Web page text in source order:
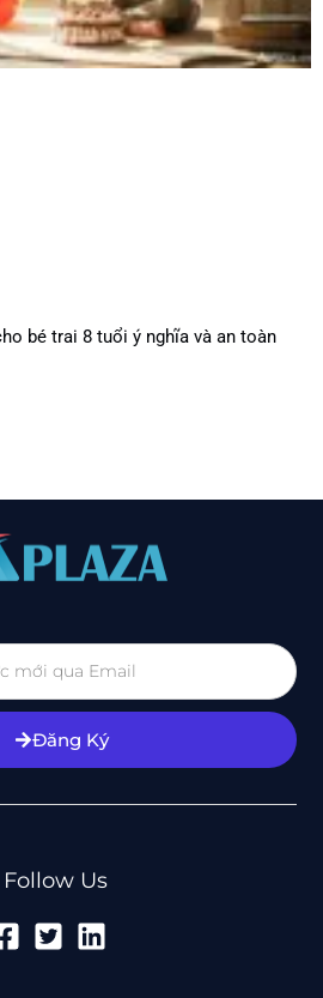
bé trai 8 tuổi ý nghĩa và an toàn
Đăng Ký
Follow Us